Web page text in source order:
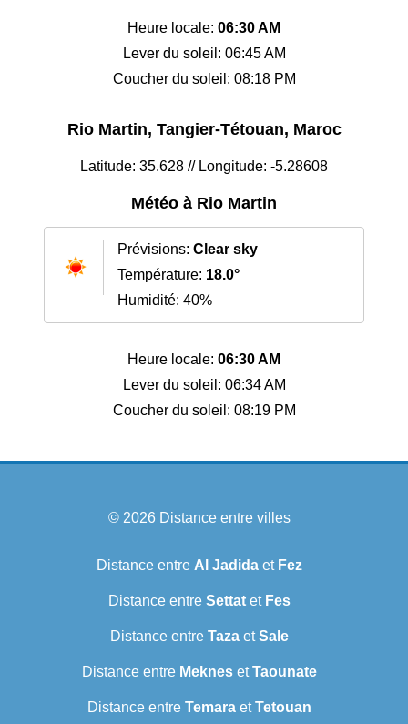
Heure locale: 06:30 AM
Lever du soleil: 06:45 AM
Coucher du soleil: 08:18 PM
Rio Martin, Tangier-Tétouan, Maroc
Latitude: 35.628 // Longitude: -5.28608
Météo à Rio Martin
Prévisions: Clear sky
Température: 18.0°
Humidité: 40%
Heure locale: 06:30 AM
Lever du soleil: 06:34 AM
Coucher du soleil: 08:19 PM
© 2026 Distance entre villes
Distance entre Al Jadida et Fez
Distance entre Settat et Fes
Distance entre Taza etSale
Distance entre Meknes etTaounate
Distance entre Temara etTetouan